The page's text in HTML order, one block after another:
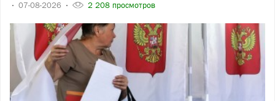
07-08-2026
2 208 просмотров